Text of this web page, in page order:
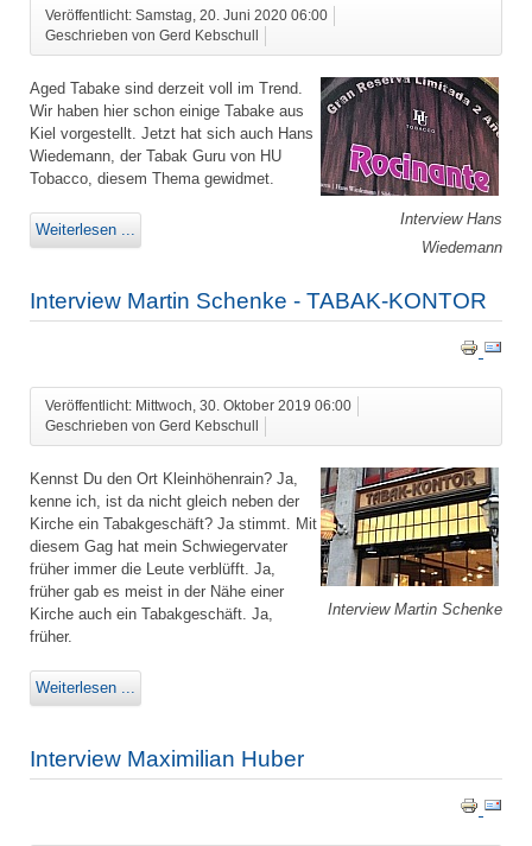
Veröffentlicht: Samstag, 20. Juni 2020 06:00
Geschrieben von Gerd Kebschull
Interview Hans
Wiedemann
Aged Tabake sind derzeit voll im Trend.
Wir haben hier schon einige Tabake aus
Kiel vorgestellt. Jetzt hat sich auch Hans
Wiedemann, der Tabak Guru von HU
Tobacco, diesem Thema gewidmet.
Weiterlesen ...
Interview Martin Schenke - TABAK-KONTOR
Veröffentlicht: Mittwoch, 30. Oktober 2019 06:00
Geschrieben von Gerd Kebschull
Interview Martin Schenke
Kennst Du den Ort Kleinhöhenrain? Ja,
kenne ich, ist da nicht gleich neben der
Kirche ein Tabakgeschäft? Ja stimmt. Mit
diesem Gag hat mein Schwiegervater
früher immer die Leute verblüfft. Ja,
früher gab es meist in der Nähe einer
Kirche auch ein Tabakgeschäft. Ja,
früher.
Weiterlesen ...
Interview Maximilian Huber